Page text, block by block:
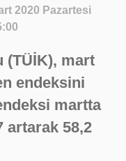
2020 Pazartesi
(TÜİK), mart
endeksini
martta
artarak 58,2